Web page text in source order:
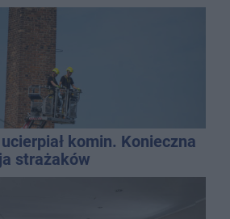
komin. Konieczna
strażaków